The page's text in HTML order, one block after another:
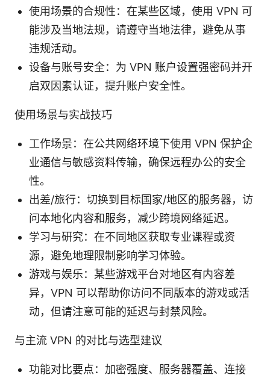
使用场景的合规性：在某些区域，使用 VPN 可
能涉及当地法规，请遵守当地法律，避免从事
违规活动。
设备与账号安全：为 VPN 账户设置强密码并开
启双因素认证，提升账户安全性。
使用场景与实战技巧
工作场景：在公共网络环境下使用 VPN 保护企
业通信与敏感资料传输，确保远程办公的安全
性。
出差/旅行：切换到目标国家/地区的服务器，访
问本地化内容和服务，减少跨境网络延迟。
学习与研究：在不同地区获取专业课程或资
源，避免地理限制影响学习体验。
游戏与娱乐：某些游戏平台对地区有内容差
异，VPN 可以帮助你访问不同版本的游戏或活
动，但请注意可能的延迟与封禁风险。
与主流 VPN 的对比与选型建议
功能对比要点：加密强度、服务器覆盖、连接